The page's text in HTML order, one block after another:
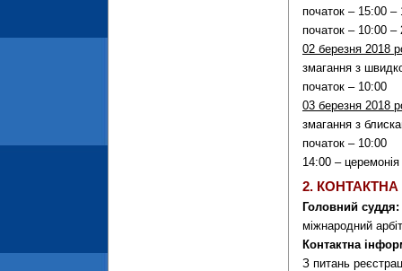
початок – 15:00 –
початок – 10:00 –
02 березня 2018
змагання з
початок – 10:00
03 березня 2018
змагання з
початок – 10:00
14:00 –
2.
Головний суддя:
міжнародний
Контактна
З питань